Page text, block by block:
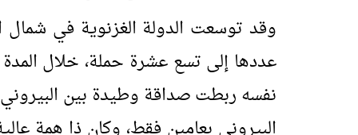
وقد توسعت الدولة الغزنوية في
نفسه ربطت صداقة وطيدة بين البيروني